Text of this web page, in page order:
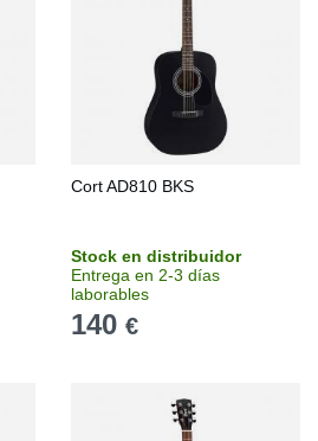
Cort AD810 BKS
Stock en distribuidor
Entrega en 2-3 días
laborables
140 €